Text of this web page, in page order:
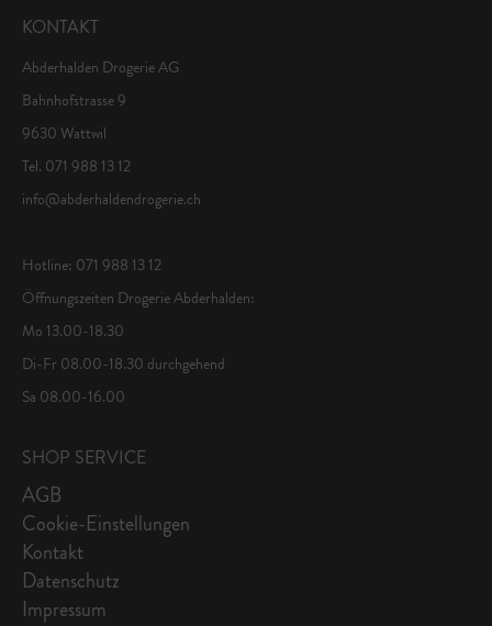
KONTAKT
Abderhalden Drogerie AG
Bahnhofstrasse 9
9630 Wattwil
Tel. 071 988 13 12
info@abderhaldendrogerie.ch
Hotline: 071 988 13 12
Öffnungszeiten Drogerie Abderhalden:
Mo 13.00-18.30
Di-Fr 08.00-18.30 durchgehend
Sa 08.00-16.00
SHOP SERVICE
AGB
Cookie-Einstellungen
Kontakt
Datenschutz
Impressum